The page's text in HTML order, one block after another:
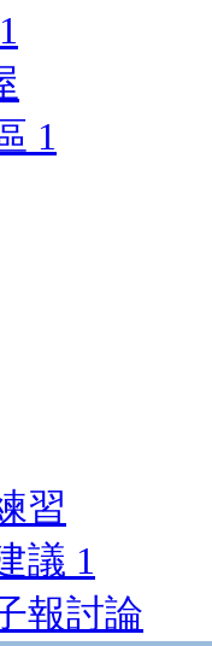
1
1
習
議 1
報討論